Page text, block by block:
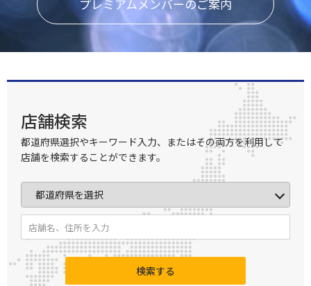
プレミアムメンバーのご案内
店舗検索
都道府県選択やキーワード入力、またはその両方を利用して
店舗を検索することができます。
検索する